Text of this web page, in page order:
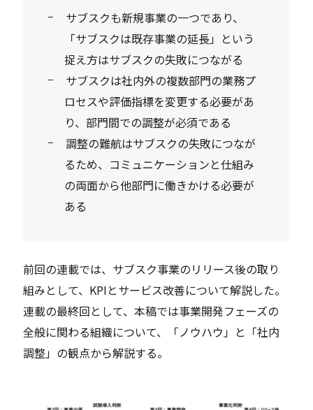
サブスクも新規事業の一つであり、
「サブスクは既存事業の延長」という
捉え方はサブスクの失敗につながる
サブスクは社内外の複数部門の業務プ
ロセスや評価指標を変更する必要があ
り、部門間での調整が必須である
調整の難航はサブスクの失敗につなが
るため、コミュニケーションと仕組み
の両面から他部門に働きかける必要が
ある
前回の連載では、サブスク事業のリリース後の取り
組みとして、KPIとサービス改善について解説した。
連載の最終回として、本稿では事業開発フェーズの
全般に関わる組織について、「ノウハウ」と「社内
調整」の観点から解説する。